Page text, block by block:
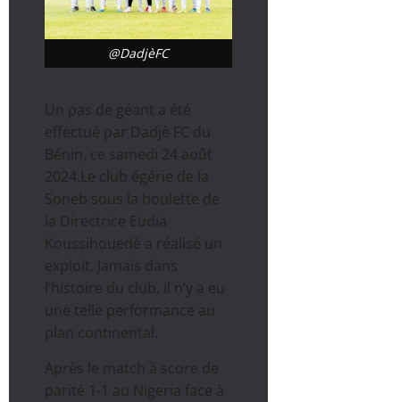
@DadjèFC
Un pas de géant a été
effectué par Dadjè FC du
Bénin, ce samedi 24 août
2024.Le club égérie de la
Soneb sous la houlette de
la Directrice Eudia
Koussihouedé a réalisé un
exploit. Jamais dans
l’histoire du club, il n’y a eu
une telle performance au
plan continental.
Après le match à score de
parité 1-1 au Nigeria face à